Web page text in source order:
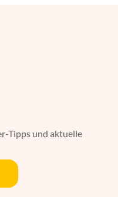
Tipps und aktuelle